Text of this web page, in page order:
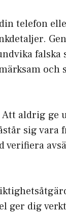
telefon
falska
och
Att aldrig ge
sig vara
verifiera
ger dig